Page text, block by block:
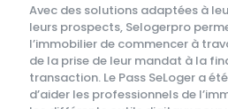
Avec des solutions adaptées à
leurs prospects, Selogerpro
l’immobilier de commencer à
de la prise de leur mandat à la
transaction. Le Pass SeLoger a
d’aider les professionnels de